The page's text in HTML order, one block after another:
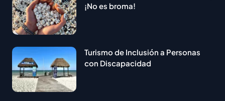
¡No es broma!
Turismo de Inclusión a Personas
con Discapacidad